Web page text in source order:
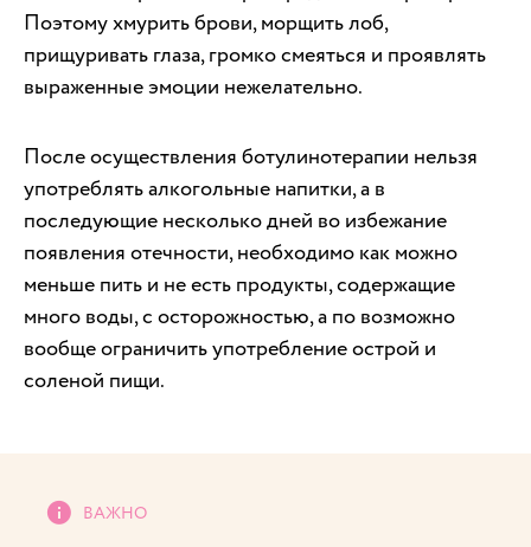
Поэтому хмурить брови, морщить лоб,
прищуривать глаза, громко смеяться и проявлять
выраженные эмоции нежелательно.
После осуществления ботулинотерапии нельзя
употреблять алкогольные напитки, а в
последующие несколько дней во избежание
появления отечности, необходимо как можно
меньше пить и не есть продукты, содержащие
много воды, с осторожностью, а по возможно
вообще ограничить употребление острой и
соленой пищи.